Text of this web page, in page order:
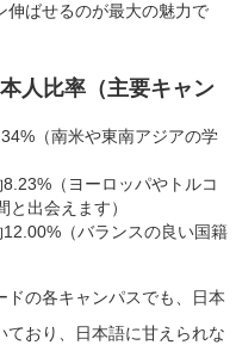
伸ばせるのが最大の魅力で
人比率（主要キャン
（南米や東南アジアの学
（ヨーロッパやトルコ
出会えます）
12.00%（バランスの良い国籍
の各キャンパスでも、日本
ており、日本語に甘えられな